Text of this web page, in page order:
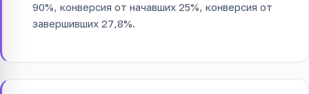
90%, конверсия от начавших 25%, конверсия от
завершивших 27,8%.